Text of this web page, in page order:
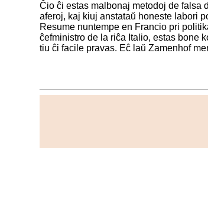
Ĉio ĉi estas malbonaj metodoj de falsa
aferoj, kaj kiuj anstataŭ honeste labori
Resume nuntempe en Francio pri
ĉefministro de la riĉa Italio, estas bone
tiu ĉi facile pravas. Eĉ laŭ Zamenhof